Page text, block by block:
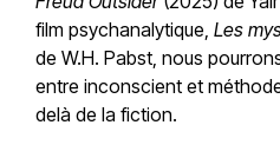
film psychanalytique, Les
de W.H. Pabst, nous
entre inconscient et
delà de la fiction.